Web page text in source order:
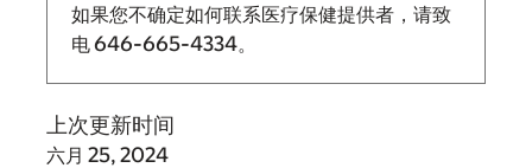
如果您不确定如何联系医疗保健提供者，请致
电646-665-4334。
上次更新时间
六月 25, 2024